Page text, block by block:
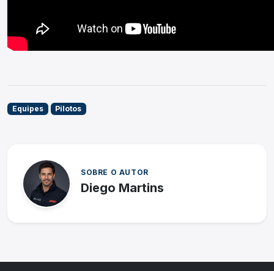
Equipes Pilotos
SOBRE O AUTOR
Diego Martins